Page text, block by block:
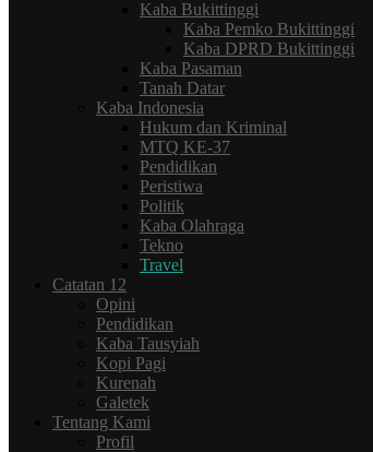
Kaba Bukittinggi
Kaba Pemko Bukittinggi
Kaba DPRD Bukittinggi
Kaba Pasaman
Tanah Datar
Kaba Indonesia
Hukum dan Kriminal
MTQ KE-37
Pendidikan
Peristiwa
Politik
Kaba Olahraga
Tekno
Travel
Catatan 12
Opini
Pendidikan
Kaba Tausyiah
Kopi Pagi
Kurenah
Galetek
Tentang Kami
Profil